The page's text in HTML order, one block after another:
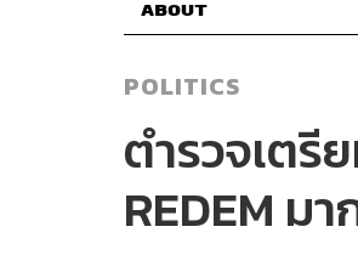
ABOUT
POLITICS
ตำรวจเตรี
REDEM ม